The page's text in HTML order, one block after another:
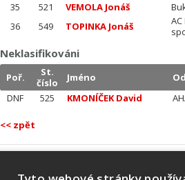
35
521 VEMOLA Jonáš
36
549 TOPINKA Jonáš
Neklasifikováni
Poř.
St.
číslo
Jméno
DNF
525 KMONÍČEK David
<< zpět